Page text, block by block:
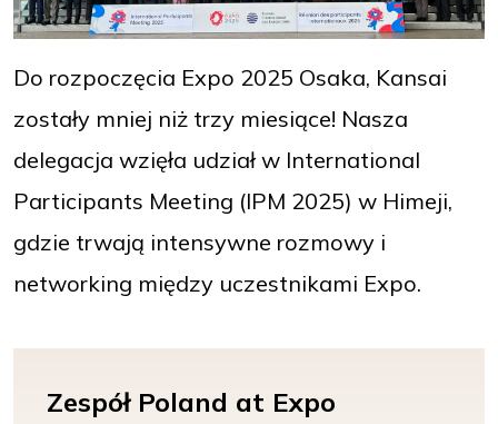
Do rozpoczęcia Expo 2025 Osaka, Kansai
zostały mniej niż trzy miesiące! Nasza
delegacja wzięła udział w International
Participants Meeting (IPM 2025) w Himeji,
gdzie trwają intensywne rozmowy i
networking między uczestnikami Expo.
Zespół Poland at Expo